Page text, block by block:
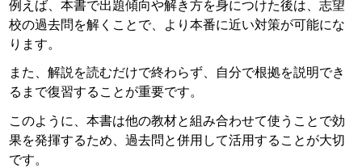
例えば、本書で出題傾向や解き方を身につけた後は、志望
校の過去問を解くことで、より本番に近い対策が可能にな
ります。
また、解説を読むだけで終わらず、自分で根拠を説明でき
るまで復習することが重要です。
このように、本書は他の教材と組み合わせて使うことで効
果を発揮するため、過去問と併用して活用することが大切
です。